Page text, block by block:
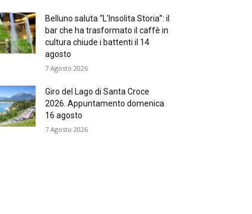
Belluno saluta “L’Insolita Storia”: il
bar che ha trasformato il caffè in
cultura chiude i battenti il 14
agosto
7 Agosto 2026
Giro del Lago di Santa Croce
2026. Appuntamento domenica
16 agosto
7 Agosto 2026